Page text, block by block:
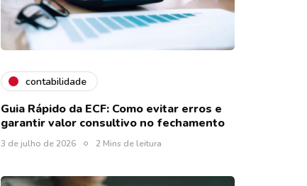
contabilidade
Guia Rápido da ECF: Como evitar erros e
garantir valor consultivo no fechamento
3 de julho de 2026 2 Mins de leitura